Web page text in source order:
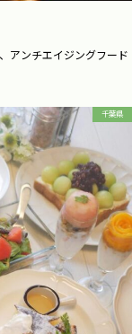
アンチエイジングフード
千葉県